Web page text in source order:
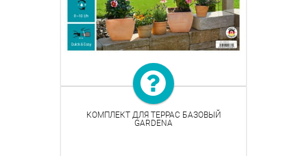
КОМПЛЕКТ ДЛЯ ТЕРРАС БАЗОВЫЙ
GARDENA